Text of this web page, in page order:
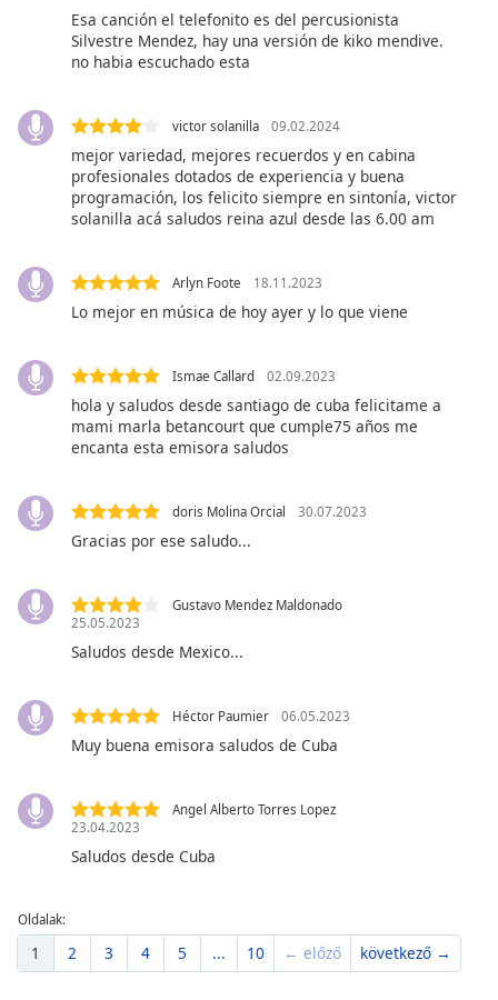
subtitles
settings
off
,
selected
in-
Picture
Fullscreen
dialog
Escape
will
the
window.
Color
Text
Background
Esa canción el telefonito es del percusionista
Silvestre Mendez, hay una versión de kiko mendive.
no habia escuchado esta
victor solanilla 09.02.2024
mejor variedad, mejores recuerdos y en cabina
profesionales dotados de experiencia y buena
programación, los felicito siempre en sintonía, victor
solanilla acá saludos reina azul desde las 6.00 am
Arlyn Foote 18.11.2023
Lo mejor en música de hoy ayer y lo que viene
Ismae Callard 02.09.2023
hola y saludos desde santiago de cuba felicitame a
mami marla betancourt que cumple75 años me
encanta esta emisora saludos
doris Molina Orcial 30.07.2023
Gracias por ese saludo...
Gustavo Mendez Maldonado
25.05.2023
Saludos desde Mexico...
Héctor Paumier 06.05.2023
Muy buena emisora saludos de Cuba
Angel Alberto Torres Lopez
23.04.2023
Saludos desde Cuba
Oldalak:
1 2 3 4 5 ... 10 ← előző következő →